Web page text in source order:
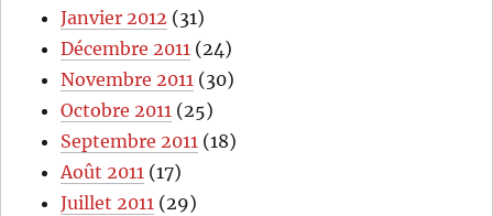
Janvier 2012 (31)
Décembre 2011 (24)
Novembre 2011 (30)
Octobre 2011 (25)
Septembre 2011 (18)
Août 2011 (17)
Juillet 2011 (29)